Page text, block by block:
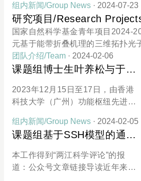
兹波与超构材料课题组的成员作为
志愿者积极参与了相关活动，并协
助开展了实验室导览，向参营的同
学们介绍讲解了自己的研究方向以
及最近的研究成果。功能枢纽夏令
营活动的报道：https://mp.weixin.q
Vw
组内新闻/Group News · 2024-07-23
研究项目/Research
国家自然科学基金青年项目2024-
元基于能带折叠机理的三维拓扑光
广州市基础研究计划青年博士“启航
6，主持，5万元基于平面结构的太
面的设计与实验研究香港科技大学
项目2024-2025，主持，5万元结
式数字化改革方案研究
0 Cross-campus Collaborative
024-2025，主持，50万元
ical Metasurfaces for Next-
ions 针对下一代通讯的太赫兹拓扑
团队介绍/Team · 2024-02-06
课题组博士生叶养松与于九
思获得QMMI 2023最佳海报
奖
2023年12月15日至17日，由香港
科技大学（广州）功能枢纽先进材
子科技中心联合举办的量子材料与
材料信息研讨会（QMMI 2023）在
港科大（广州）校园圆满召开。会
议现场，全体参会人员共同投票选
出了TOP 10 Poseters。课题组博
组内新闻/Group News · 2024-02-05
课题组基于SSH模型的通风
拓扑声学开关的工作发表于
《Applied Physics
本工作得到“两江科学评论”的报
道：公众号文章链接导读近年来拓